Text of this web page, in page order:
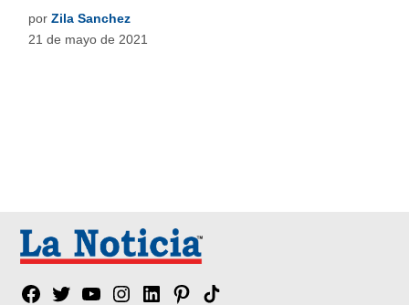
por Zila Sanchez
21 de mayo de 2021
Facebook
TwitterYouTubeInstagram
LinkedinPinterest
Tik